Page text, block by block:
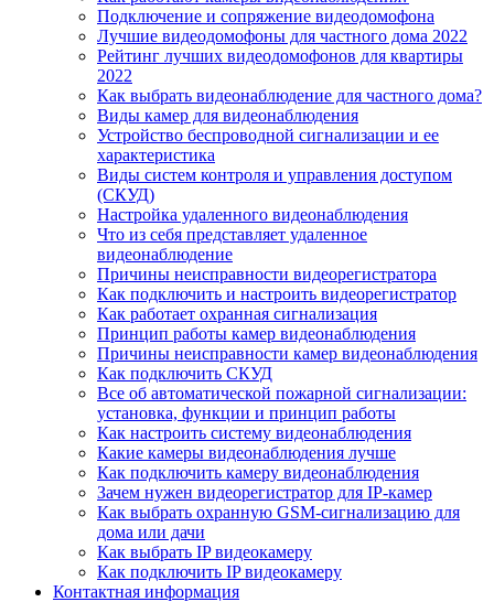
Подключение и сопряжение видеодомофона
Лучшие видеодомофоны для частного дома 2022
Рейтинг лучших видеодомофонов для квартиры
2022
Как выбрать видеонаблюдение для частного дома?
Виды камер для видеонаблюдения
Устройство беспроводной сигнализации и ее
характеристика
Виды систем контроля и управления доступом
(СКУД)
Настройка удаленного видеонаблюдения
Что из себя представляет удаленное
видеонаблюдение
Причины неисправности видеорегистратора
Как подключить и настроить видеорегистратор
Как работает охранная сигнализация
Принцип работы камер видеонаблюдения
Причины неисправности камер видеонаблюдения
Как подключить СКУД
Все об автоматической пожарной сигнализации:
установка, функции и принцип работы
Как настроить систему видеонаблюдения
Какие камеры видеонаблюдения лучше
Как подключить камеру видеонаблюдения
Зачем нужен видеорегистратор для IP-камер
Как выбрать охранную GSM-сигнализацию для
дома или дачи
Как выбрать IP видеокамеру
Как подключить IP видеокамеру
Контактная информация